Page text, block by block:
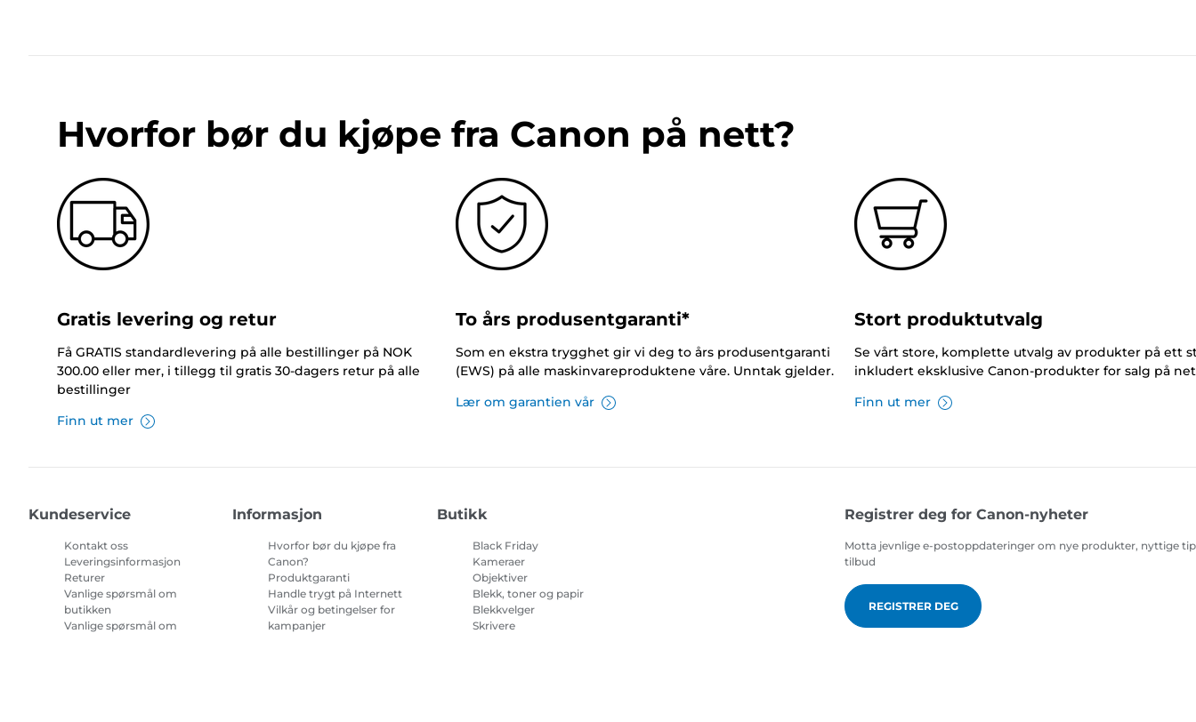
Hvorfor bør du kjøpe fra Canon på nett?
Gratis levering og retur
Få GRATIS standardlevering på alle bestillinger på NOK
300.00 eller mer, i tillegg til gratis 30-dagers retur på alle
bestillinger
Finn ut mer
To års produsentgaranti*
Som en ekstra trygghet gir vi deg to års produsentgaranti
(EWS) på alle maskinvareproduktene våre. Unntak gjelder.
Lær om garantien vår
Stort produktutvalg
Se vårt store, komplette utvalg av produkter på ett
inkludert eksklusive Canon-produkter for salg på
Finn ut mer
Kundeservice
Kontakt oss
Leveringsinformasjon
Returer
Vanlige spørsmål om
butikken
Vanlige spørsmål om
Informasjon
Hvorfor bør du kjøpe fra
Canon?
Produktgaranti
Handle trygt på Internett
Vilkår og betingelser for
kampanjer
Butikk
Black Friday
Kameraer
Objektiver
Blekk, toner og papir
Blekkvelger
Skrivere
Registrer deg for Canon-nyheter
Motta jevnlige e-postoppdateringer om nye produkter, nyttige
tilbud
REGISTRER DEG